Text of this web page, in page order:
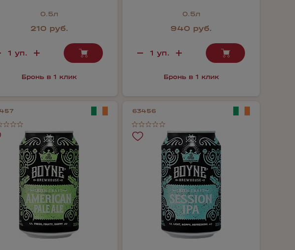
0.5л
210 руб.
Бронь в 1 клик
0.5л
940 руб.
Бронь в 1 клик
63456